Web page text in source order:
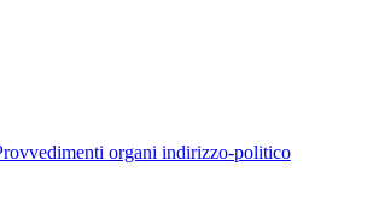
organi indirizzo-politico